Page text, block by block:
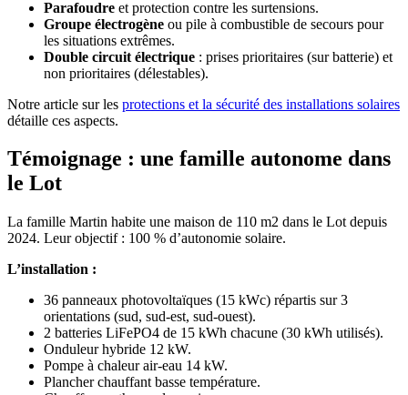
Parafoudre et protection contre les surtensions.
Groupe électrogène ou pile à combustible de secours pour
les situations extrêmes.
Double circuit électrique : prises prioritaires (sur batterie) et
non prioritaires (délestables).
Notre article sur les protections et la sécurité des installations solaires
détaille ces aspects.
Témoignage : une famille autonome dans
le Lot
La famille Martin habite une maison de 110 m2 dans le Lot depuis
2024. Leur objectif : 100 % d’autonomie solaire.
L’installation :
36 panneaux photovoltaïques (15 kWc) répartis sur 3
orientations (sud, sud-est, sud-ouest).
2 batteries LiFePO4 de 15 kWh chacune (30 kWh utilisés).
Onduleur hybride 12 kW.
Pompe à chaleur air-eau 14 kW.
Plancher chauffant basse température.